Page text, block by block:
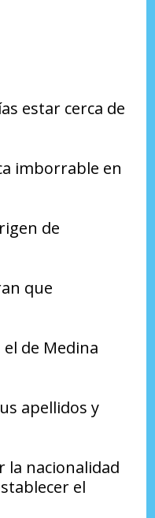
estar cerca de
imborrable en
de
que
de Medina
apellidos y
la nacionalidad
el